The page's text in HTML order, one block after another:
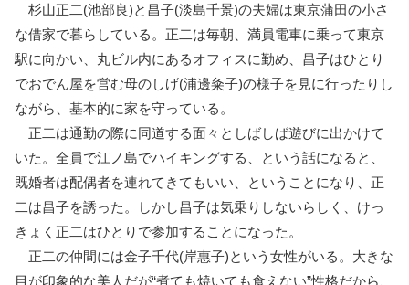
杉山正二(池部良)と昌子(淡島千景)の夫婦は東京蒲田の小さ
な借家で暮らしている。正二は毎朝、満員電車に乗って東京
駅に向かい、丸ビル内にあるオフィスに勤め、昌子はひとり
でおでん屋を営む母のしげ(浦邊粂子)の様子を見に行ったりし
ながら、基本的に家を守っている。
正二は通勤の際に同道する面々としばしば遊びに出かけて
いた。全員で江ノ島でハイキングする、という話になると、
既婚者は配偶者を連れてきてもいい、ということになり、正
二は昌子を誘った。しかし昌子は気乗りしないらしく、けっ
きょく正二はひとりで参加することになった。
正二の仲間には金子千代(岸惠子)という女性がいる。大きな
目が印象的な美人だが“煮ても焼いても食えない”性格だから、